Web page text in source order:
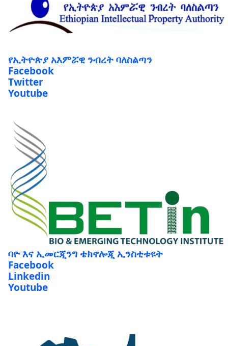
የኢትዮጵያ አእምሯዊ ንብረት ባለስልጣን
Facebook
Twitter
Youtube
ባዮ እና ኢመርጂንግ ቴክኖሎጂ ኢንስቲቱዩት
Facebook
Linkedin
Youtube